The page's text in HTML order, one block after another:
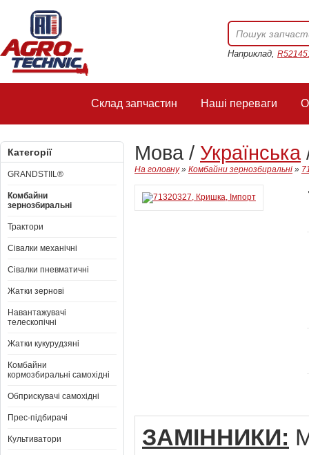
Наприклад,
Склад запчастин Наші переваги
Категорії
GRANDSTIIL®
Комбайни
зернозбиральні
Трактори
Сівалки механічні
Сівалки пневматичні
Жатки зернові
Навантажувачі
телескопічні
Жатки кукурудзяні
Комбайни
кормозбиральні самохідні
Обприскувачі самохідні
Прес-підбирачі
Культиватори
Мова / Українська
На головну» Комбайни зернозбиральні »
ЗАМІННИКИ: